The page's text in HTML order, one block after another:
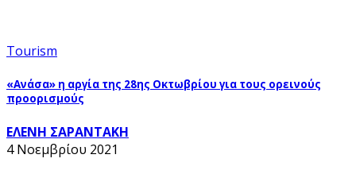
Tourism
«Ανάσα» η αργία της 28ης Οκτωβρίου για τους ορεινούς
προορισμούς
ΕΛΕΝΗ ΣΑΡΑΝΤΑΚΗ
4 Νοεμβρίου 2021